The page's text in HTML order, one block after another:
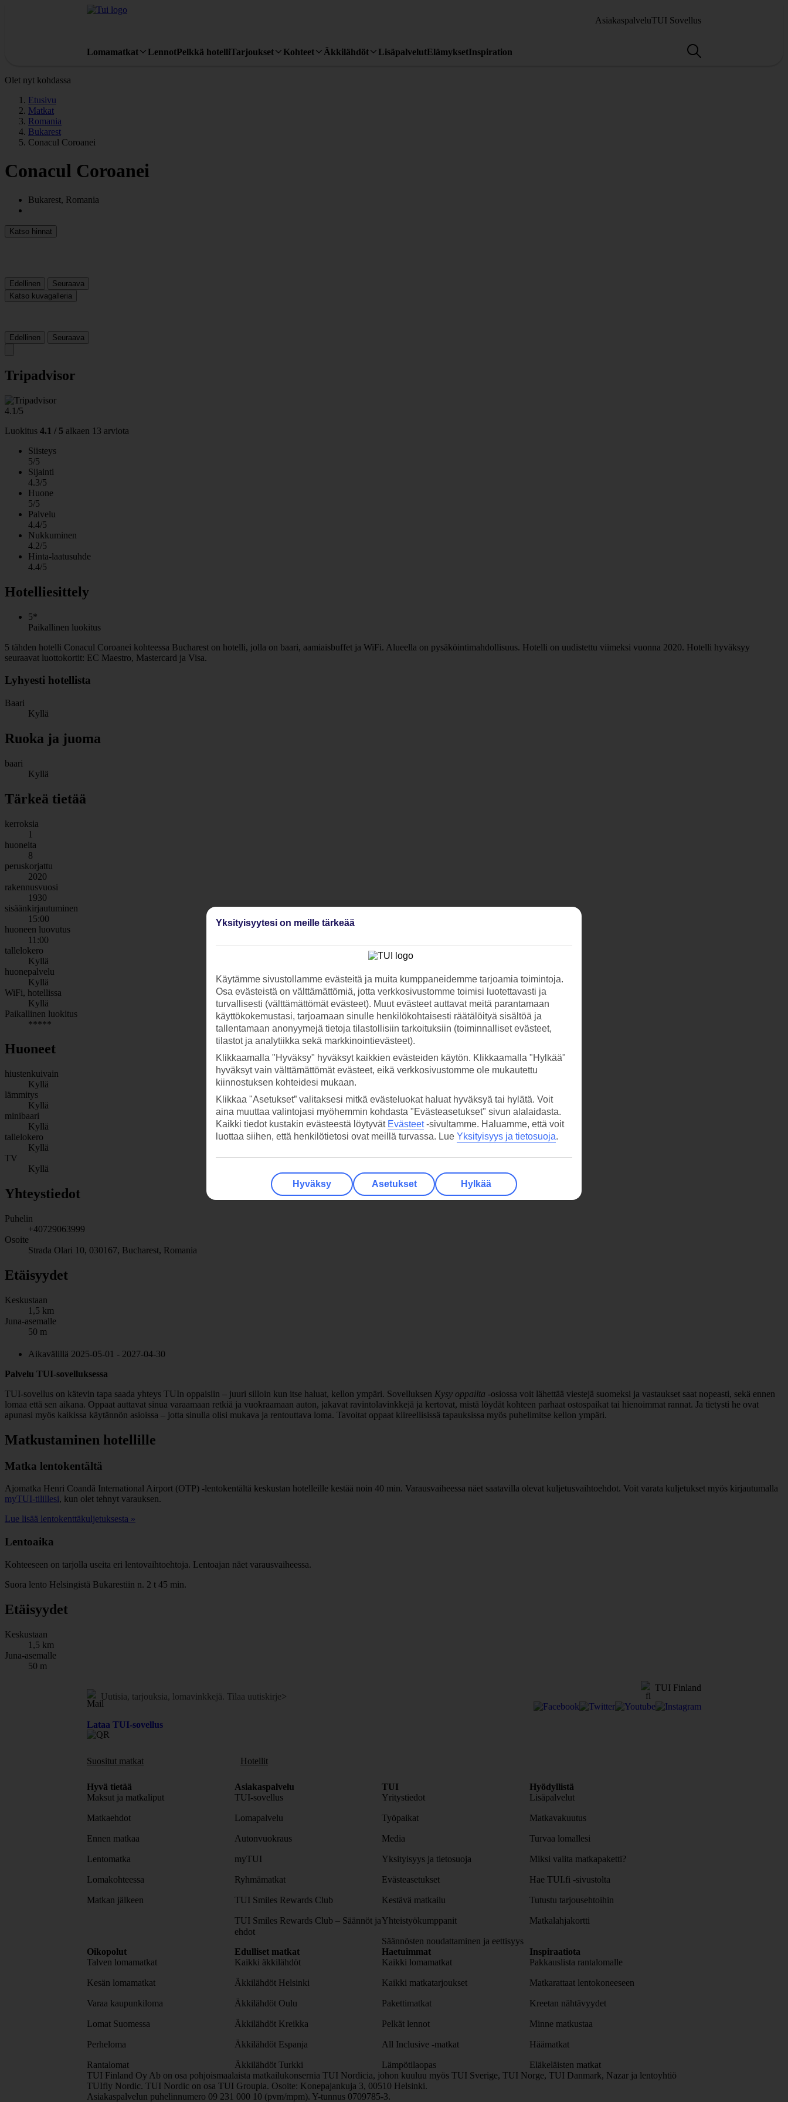
AsiakaspalveluTUI Sovellus
Lomamatkat LennotPelkkä hotelliTarjoukset Kohteet Äkkilähdöt LisäpalvelutElämyksetInspiration
Olet nyt kohdassa
Etusivu
Matkat
Romania
Bukarest
Conacul Coroanei
Conacul Coroanei
Bukarest, Romania
Katso hinnat
Edellinen
Seuraava
Katso kuvagalleria
Edellinen Seuraava
Tripadvisor
4.1/5
Luokitus 4.1 / 5 alkaen 13 arviota
Siisteys
5/5
Sijainti
4.3/5
Huone
5/5
Palvelu
4.4/5
Nukkuminen
4.2/5
Hinta-laatusuhde
4.4/5
Hotelliesittely
5*
Paikallinen luokitus
5 tähden hotelli Conacul Coroanei kohteessa Bucharest on hotelli, jolla on baari, aamiaisbuffet ja WiFi. Alueella on pysäköintimahdollisuus. Hotelli on uudistettu viimeksi vuonna 2020. Hotelli hyväksyy
seuraavat luottokortit: EC Maestro, Mastercard ja Visa.
Lyhyesti hotellista
Baari
Kyllä
Ruoka ja juoma
baari
Kyllä
Tärkeä tietää
kerroksia
1
huoneita
8
peruskorjattu
2020
rakennusvuosi
1930
sisäänkirjautuminen
15:00
huoneen luovutus
11:00
tallelokero
Kyllä
huonepalvelu
Kyllä
WiFi, hotellissa
Kyllä
Paikallinen luokitus
*****
Huoneet
hiustenkuivain
Kyllä
lämmitys
Kyllä
minibaari
Kyllä
tallelokero
Kyllä
TV
Kyllä
Yhteystiedot
Puhelin
+40729063999
Osoite
Strada Olari 10, 030167, Bucharest, Romania
Etäisyydet
Keskustaan
1,5 km
Juna-asemalle
50 m
Aikavälillä 2025-05-01 - 2027-04-30
Palvelu TUI-sovelluksessa
TUI-sovellus on kätevin tapa saada yhteys TUIn oppaisiin – juuri silloin kun itse haluat, kellon ympäri. Sovelluksen Kysy oppailta -osiossa voit lähettää viestejä suomeksi ja vastaukset saat nopeasti, sekä ennen
lomaa että sen aikana. Oppaat auttavat sinua varaamaan retkiä ja vuokraamaan auton, jakavat ravintolavinkkejä ja kertovat, mistä löydät kohteen parhaat ostospaikat tai hienoimmat rannat. Ja tietysti he ovat
apunasi myös kaikissa käytännön asioissa – jotta sinulla olisi mukava ja rentouttava loma. Tavoitat oppaat kiireellisissä tapauksissa myös puhelimitse kellon ympäri.
Matkustaminen hotellille
Matka lentokentältä
Ajomatka Henri Coandă International Airport (OTP) -lentokentältä keskustan hotelleille kestää noin 40 min. Varausvaiheessa näet saatavilla olevat kuljetusvaihtoehdot. Voit varata kuljetukset myös kirjautumalla
myTUI-tilillesi, kun olet tehnyt varauksen.
Lue lisää lentokenttäkuljetuksesta »
Lentoaika
Kohteeseen on tarjolla useita eri lentovaihtoehtoja. Lentoajan näet varausvaiheessa.
Suora lento Helsingistä Bukarestiin n. 2 t 45 min.
Etäisyydet
Keskustaan
1,5 km
Juna-asemalle
50 m
Uutisia, tarjouksia, lomavinkkejä. Tilaa uutiskirje>
TUI Finland
Lataa TUI-sovellus
Suositut matkat Hotellit
Hyvä tietää
Maksut ja matkaliput
Matkaehdot
Ennen matkaa
Lentomatka
Lomakohteessa
Matkan jälkeen
Asiakaspalvelu
TUI-sovellus
Lomapalvelu
Autonvuokraus
myTUI
Ryhmämatkat
TUI Smiles Rewards Club
TUI Smiles Rewards Club – Säännöt ja
ehdot
TUI
Yritystiedot
Työpaikat
Media
Yksityisyys ja tietosuoja
Evästeasetukset
Kestävä matkailu
Yhteistyökumppanit
Säännösten noudattaminen ja eettisyys
Hyödyllistä
Lisäpalvelut
Matkavakuutus
Turvaa lomallesi
Miksi valita matkapaketti?
Hae TUI.fi -sivustolta
Tutustu tarjousehtoihin
Matkalahjakortti
Oikopolut
Talven lomamatkat
Kesän lomamatkat
Varaa kaupunkiloma
Lomat Suomessa
Perheloma
Rantalomat
Edulliset matkat
Kaikki äkkilähdöt
Äkkilähdöt Helsinki
Äkkilähdöt Oulu
Äkkilähdöt Kreikka
Äkkilähdöt Espanja
Äkkilähdöt Turkki
Haetuimmat
Kaikki lomamatkat
Kaikki matkatarjoukset
Pakettimatkat
Pelkät lennot
All Inclusive -matkat
Lämpötilaopas
Inspiraatiota
Pakkauslista rantalomalle
Matkarattaat lentokoneeseen
Kreetan nähtävyydet
Minne matkustaa
Häämatkat
Eläkeläisten matkat
TUI Finland Oy Ab on osa pohjoismaalaista matkailukonsernia TUI Nordicia, johon kuuluu myös TUI Sverige, TUI Norge, TUI Danmark, Nazar ja lentoyhtiö
TUIfly Nordic. TUI Nordic on osa TUI Groupia. Osoite: Konepajankuja 3, 00510 Helsinki.
Asiakaspalvelun puhelinnumero 09 231 000 10 (pvm/mpm). Y-tunnus 0709785-3.
Yksityisyytesi on meille tärkeää
Käytämme sivustollamme evästeitä ja muita kumppaneidemme tarjoamia toimintoja.
Osa evästeistä on välttämättömiä, jotta verkkosivustomme toimisi luotettavasti ja
turvallisesti (välttämättömät evästeet). Muut evästeet auttavat meitä parantamaan
käyttökokemustasi, tarjoamaan sinulle henkilökohtaisesti räätälöityä sisältöä ja
tallentamaan anonyymejä tietoja tilastollisiin tarkoituksiin (toiminnalliset evästeet,
tilastot ja analytiikka sekä markkinointievästeet).
Klikkaamalla "Hyväksy" hyväksyt kaikkien evästeiden käytön. Klikkaamalla "Hylkää"
hyväksyt vain välttämättömät evästeet, eikä verkkosivustomme ole mukautettu
kiinnostuksen kohteidesi mukaan.
Klikkaa "Asetukset” valitaksesi mitkä evästeluokat haluat hyväksyä tai hylätä. Voit
aina muuttaa valintojasi myöhemmin kohdasta "Evästeasetukset" sivun alalaidasta.
Kaikki tiedot kustakin evästeestä löytyvät Evästeet-sivultamme. Haluamme, että voit
luottaa siihen, että henkilötietosi ovat meillä turvassa. Lue Yksityisyys ja tietosuoja.
Hyväksy Asetukset Hylkää